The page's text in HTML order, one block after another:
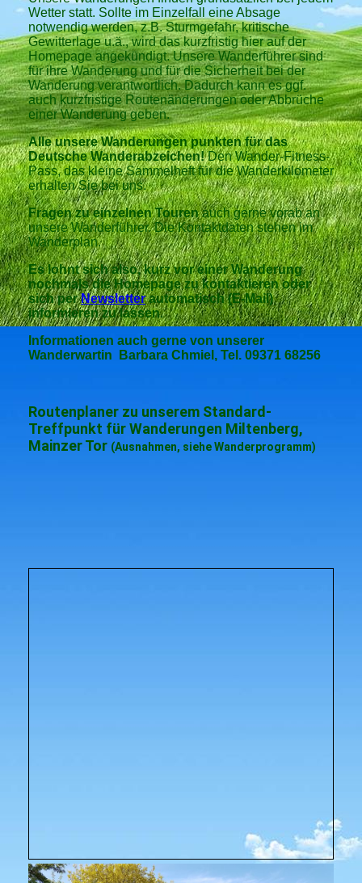
Wetter statt. Sollte im Einzelfall eine Absage
notwendig werden, z.B. Sturmgefahr, kritische
Gewitterlage u.ä., wird das kurzfristig hier auf der
Homepage angekündigt. Unsere Wanderführer sind
für ihre Wanderung und für die Sicherheit bei der
Wanderung verantwortlich. Dadurch kann es ggf.
auch kurzfristige Routenänderungen oder Abbrüche
einer Wanderung geben.
Alle unsere Wanderungen punkten für das
Deutsche Wanderabzeichen!Den Wander-Fitness-
Pass, das kleine Sammelheft für die Wanderkilometer
erhalten Sie bei uns.
Fragen zu einzelnen Tourenauch gerne vorab an
unsere Wanderführer. Die Kontaktdaten stehen im
Wanderplan.
Es lohnt sich also, kurz vor einer Wanderung
nochmals die Homepage zu kontaktieren oder
sich perNewsletterautomatisch (E-Mail)
informieren zu lassen.
Informationen auch gerne von unserer
Wanderwartin Barbara Chmiel, Tel. 09371 68256
Routenplaner zu unserem Standard-
Treffpunkt für Wanderungen Miltenberg,
Mainzer Tor (Ausnahmen, siehe Wanderprogramm)